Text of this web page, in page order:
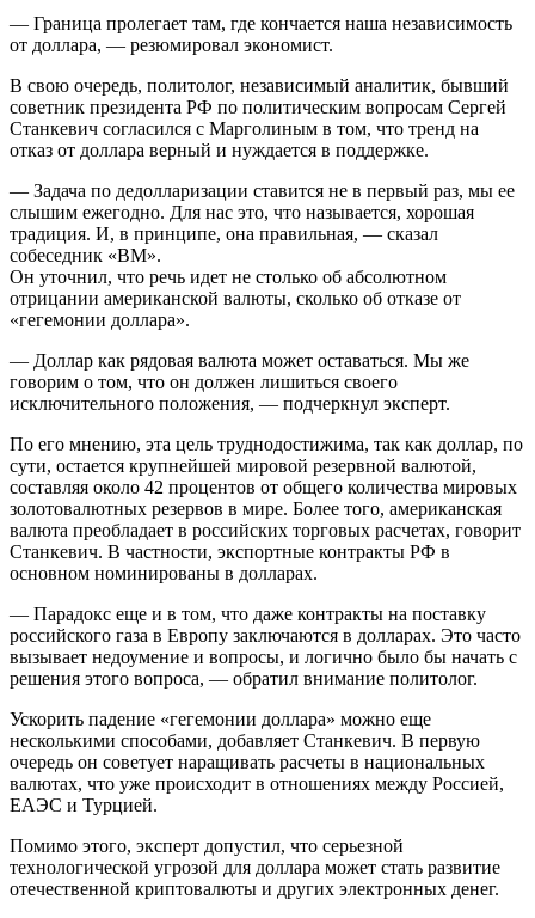
— Граница пролегает там, где кончается наша независимость
от доллара, — резюмировал экономист.
В свою очередь, политолог, независимый аналитик, бывший
советник президента РФ по политическим вопросам Сергей
Станкевич согласился с Марголиным в том, что тренд на
отказ от доллара верный и нуждается в поддержке.
— Задача по дедолларизации ставится не в первый раз, мы ее
слышим ежегодно. Для нас это, что называется, хорошая
традиция. И, в принципе, она правильная, — сказал
собеседник «ВМ».
Он уточнил, что речь идет не столько об абсолютном
отрицании американской валюты, сколько об отказе от
«гегемонии доллара».
— Доллар как рядовая валюта может оставаться. Мы же
говорим о том, что он должен лишиться своего
исключительного положения, — подчеркнул эксперт.
По его мнению, эта цель труднодостижима, так как доллар, по
сути, остается крупнейшей мировой резервной валютой,
составляя около 42 процентов от общего количества мировых
золотовалютных резервов в мире. Более того, американская
валюта преобладает в российских торговых расчетах, говорит
Станкевич. В частности, экспортные контракты РФ в
основном номинированы в долларах.
— Парадокс еще и в том, что даже контракты на поставку
российского газа в Европу заключаются в долларах. Это часто
вызывает недоумение и вопросы, и логично было бы начать с
решения этого вопроса, — обратил внимание политолог.
Ускорить падение «гегемонии доллара» можно еще
несколькими способами, добавляет Станкевич. В первую
очередь он советует наращивать расчеты в национальных
валютах, что уже происходит в отношениях между Россией,
ЕАЭС и Турцией.
Помимо этого, эксперт допустил, что серьезной
технологической угрозой для доллара может стать развитие
отечественной криптовалюты и других электронных денег.